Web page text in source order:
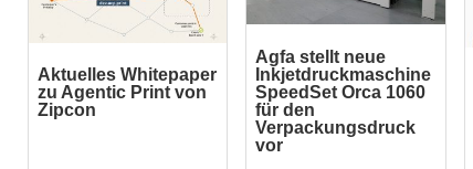
Aktuelles Whitepaper
zu Agentic Print von
Zipcon
Agfa stellt neue
Inkjetdruckmaschine
SpeedSet Orca 1060
für den
Verpackungsdruck
vor